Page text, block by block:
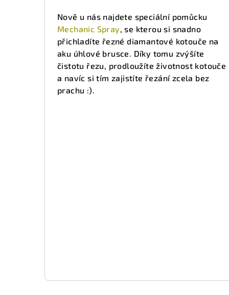
Nově u nás najdete speciální pomůcku
Mechanic Spray, se kterou si snadno
přichladíte řezné diamantové kotouče na
aku úhlové brusce. Díky tomu zvýšíte
čistotu řezu, prodloužíte životnost kotouče
a navíc si tím zajistíte řezání zcela bez
prachu :).